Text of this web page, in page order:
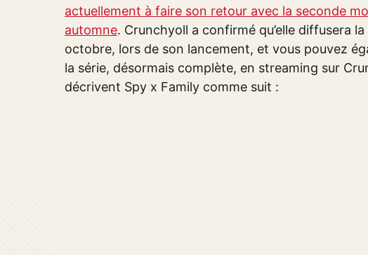
actuellement à faire son retour avec la seconde
automne. Crunchyoll a confirmé qu’elle diffusera
octobre, lors de son lancement, et vous pouvez
la série, désormais complète, en streaming sur
décrivent Spy x Family comme suit :